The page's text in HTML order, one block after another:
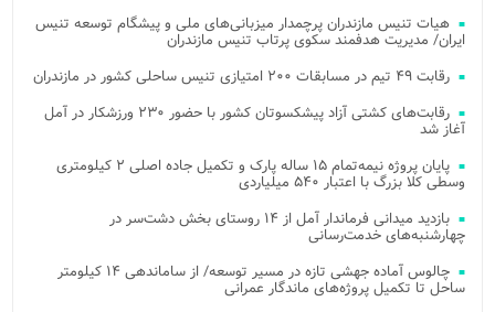
هیات تنیس مازندران پرچمدار میزبانی‌های ملی و پیشگام توسعه تنیس
ایران/ مدیریت هدفمند سکوی پرتاب تنیس مازندران
رقابت ۴۹ تیم در مسابقات ۲۰۰ امتیازی تنیس ساحلی کشور در مازندران
رقابت‌های کشتی آزاد پیشکسوتان کشور با حضور ۲۳۰ ورزشکار در آمل
آغاز شد
پایان پروژه نیمه‌تمام ۱۵ ساله پارک و تکمیل جاده اصلی ۲ کیلومتری
وسطی کلا بزرگ با اعتبار ۵۴۰ میلیاردی
بازدید میدانی فرماندار آمل از ۱۴ روستای بخش دشت‌سر در
چهارشنبه‌های خدمت‌رسانی
چالوس آماده جهشی تازه در مسیر توسعه/ از ساماندهی ۱۴ کیلومتر
ساحل تا تکمیل پروژه‌های ماندگار عمرانی